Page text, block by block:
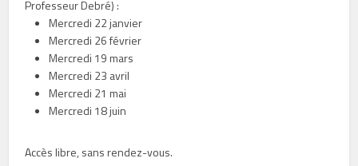
Professeur Debré) :
Mercredi 22 janvier
Mercredi 26 février
Mercredi 19 mars
Mercredi 23 avril
Mercredi 21 mai
Mercredi 18 juin
Accès libre, sans rendez-vous.